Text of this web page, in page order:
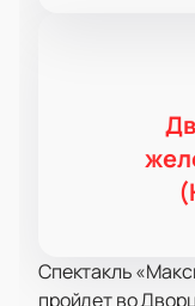
Спектакль
пройдет во